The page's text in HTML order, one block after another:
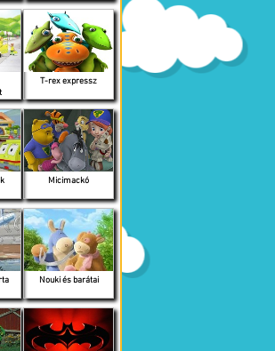
T-rex expressz
Micimackó
Nouki és barátai